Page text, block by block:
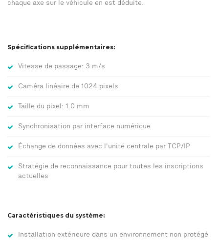
chaque axe sur le véhicule en est déduite.
Spécifications supplémentaires:
Vitesse de passage: 3 m/s
Caméra linéaire de 1024 pixels
Taille du pixel: 1.0 mm
Synchronisation par interface numérique
Échange de données avec l'unité centrale par TCP/IP
Stratégie de reconnaissance pour toutes les inscriptions
actuelles
Caractéristiques du système:
Installation extérieure dans un environnement non protégé